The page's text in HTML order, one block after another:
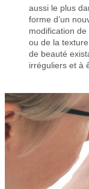
aussi le plus
forme d’un
modification
ou de la
de beauté
irréguliers et à